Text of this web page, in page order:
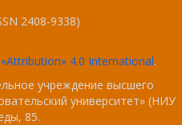
2408-9338)
4.0 International.
учреждение высшего
университет» (НИУ
85.